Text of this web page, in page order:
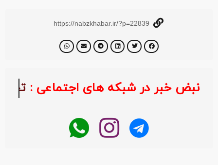
https://nabzkhabar.ir/?p=22839
نبض خبر در شبکه های اجتماعی : خبر